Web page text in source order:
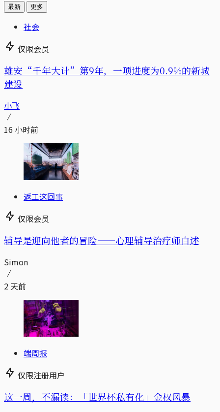
最新 更多
社会
仅限会员
雄安“千年大计”第9年，一项进度为0.9%的新城
建设
小飞
16 小时前
返工这回事
仅限会员
辅导是迎向他者的冒险——心理辅导治疗师自述
Simon
2 天前
端周报
仅限注册用户
这一周，不漏读：「世界杯私有化」金权风暴